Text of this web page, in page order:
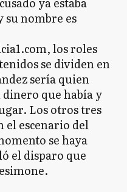
su nombre es
los roles
se dividen en
sería quien
que había y
Los otros tres
el escenario del
se haya
el disparo que